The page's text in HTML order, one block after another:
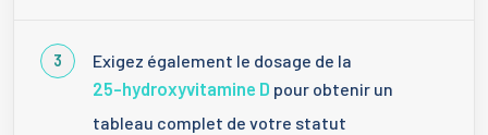
Exigez également le dosage de la
25-hydroxyvitamine D pour obtenir un
tableau complet de votre statut